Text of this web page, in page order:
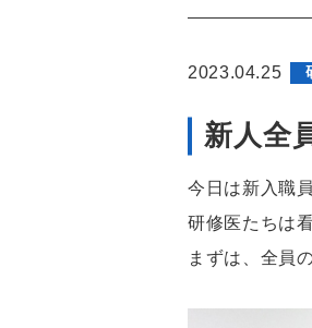
2023.04.25
新人全
今日は新入職
研修医たちは
まずは、全員